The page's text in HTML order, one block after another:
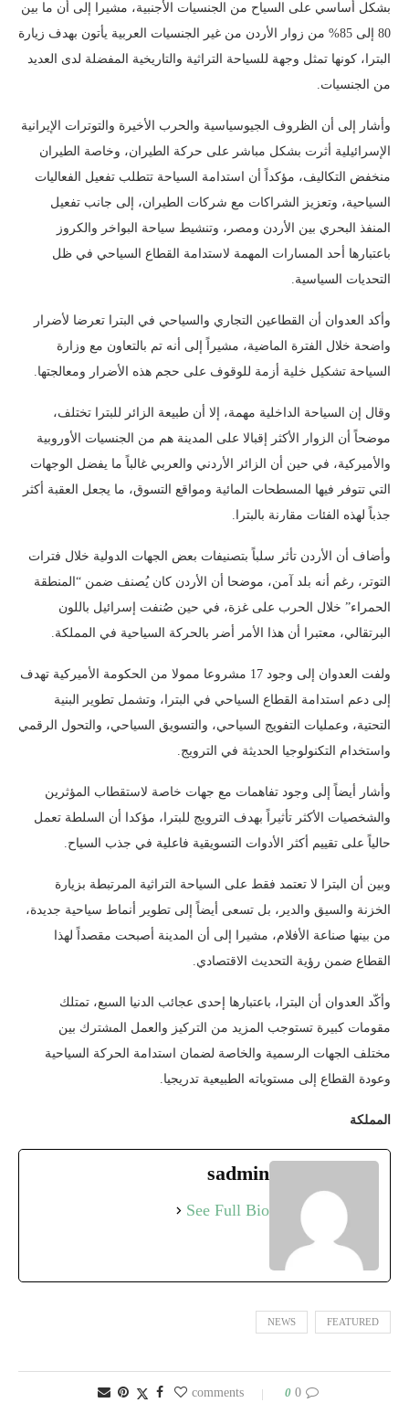
بشكل أساسي على السياح من الجنسيات الأجنبية، مشيرا إلى أن ما بين
80 إلى 85% من زوار الأردن من غير الجنسيات العربية يأتون بهدف زيارة
البترا، كونها تمثل وجهة للسياحة التراثية والتاريخية المفضلة لدى العديد
من الجنسيات.
وأشار إلى أن الظروف الجيوسياسية والحرب الأخيرة والتوترات الإيرانية
الإسرائيلية أثرت بشكل مباشر على حركة الطيران، وخاصة الطيران
منخفض التكاليف، مؤكداً أن استدامة السياحة تتطلب تفعيل الفعاليات
السياحية، وتعزيز الشراكات مع شركات الطيران، إلى جانب تفعيل
المنفذ البحري بين الأردن ومصر، وتنشيط سياحة البواخر والكروز
باعتبارها أحد المسارات المهمة لاستدامة القطاع السياحي في ظل
التحديات السياسية.
وأكد العدوان أن القطاعين التجاري والسياحي في البترا تعرضا لأضرار
واضحة خلال الفترة الماضية، مشيراً إلى أنه تم بالتعاون مع وزارة
السياحة تشكيل خلية أزمة للوقوف على حجم هذه الأضرار ومعالجتها.
وقال إن السياحة الداخلية مهمة، إلا أن طبيعة الزائر للبترا تختلف،
موضحاً أن الزوار الأكثر إقبالا على المدينة هم من الجنسيات الأوروبية
والأميركية، في حين أن الزائر الأردني والعربي غالباً ما يفضل الوجهات
التي تتوفر فيها المسطحات المائية ومواقع التسوق، ما يجعل العقبة أكثر
جذباً لهذه الفئات مقارنة بالبترا.
وأضاف أن الأردن تأثر سلباً بتصنيفات بعض الجهات الدولية خلال فترات
التوتر، رغم أنه بلد آمن، موضحا أن الأردن كان يُصنف ضمن “المنطقة
الحمراء” خلال الحرب على غزة، في حين صُنفت إسرائيل باللون
البرتقالي، معتبرا أن هذا الأمر أضر بالحركة السياحية في المملكة.
ولفت العدوان إلى وجود 17 مشروعا ممولا من الحكومة الأميركية تهدف
إلى دعم استدامة القطاع السياحي في البترا، وتشمل تطوير البنية
التحتية، وعمليات التفويج السياحي، والتسويق السياحي، والتحول الرقمي
واستخدام التكنولوجيا الحديثة في الترويج.
وأشار أيضاً إلى وجود تفاهمات مع جهات خاصة لاستقطاب المؤثرين
والشخصيات الأكثر تأثيراً بهدف الترويج للبترا، مؤكدا أن السلطة تعمل
حالياً على تقييم أكثر الأدوات التسويقية فاعلية في جذب السياح.
وبين أن البترا لا تعتمد فقط على السياحة التراثية المرتبطة بزيارة
الخزنة والسيق والدير، بل تسعى أيضاً إلى تطوير أنماط سياحية جديدة،
من بينها صناعة الأفلام، مشيرا إلى أن المدينة أصبحت مقصداً لهذا
القطاع ضمن رؤية التحديث الاقتصادي.
وأكّد العدوان أن البترا، باعتبارها إحدى عجائب الدنيا السبع، تمتلك
مقومات كبيرة تستوجب المزيد من التركيز والعمل المشترك بين
مختلف الجهات الرسمية والخاصة لضمان استدامة الحركة السياحية
وعودة القطاع إلى مستوياته الطبيعية تدريجيا.
المملكة
sadmin
See Full Bio
FEATURED
NEWS
0 comments
0